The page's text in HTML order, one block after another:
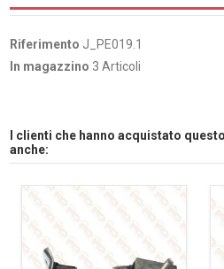
Riferimento J_PE019.1
In magazzino 3 Articoli
I clienti che hanno acquistato
anche: